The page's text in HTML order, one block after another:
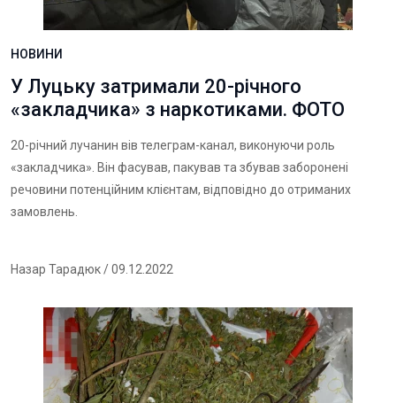
НОВИНИ
У Луцьку затримали 20-річного
«закладчика» з наркотиками. ФОТО
20-річний лучанин вів телеграм-канал, виконуючи роль
«закладчика». Він фасував, пакував та збував заборонені
речовини потенційним клієнтам, відповідно до отриманих
замовлень.
Назар Тарадюк/ 09.12.2022